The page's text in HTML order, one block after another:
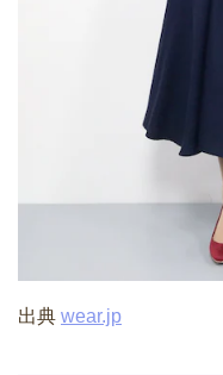
出典 wear.jp